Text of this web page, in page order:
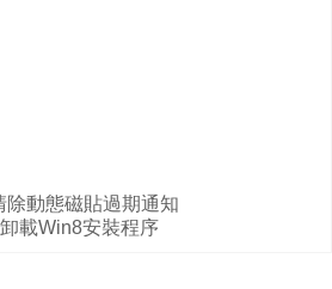
動態磁貼過期通知
載Win8安裝程序